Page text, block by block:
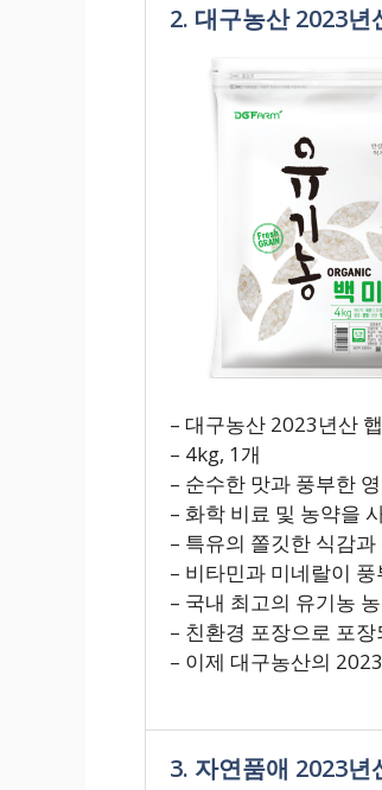
2. 대구농산 2023
– 대구농산 2023년산
– 4kg, 1개
– 순수한 맛과 풍부한
– 화학 비료 및 농약을
– 특유의 쫄깃한 식감
– 비타민과 미네랄이
– 국내 최고의 유기농
– 친환경 포장으로 포
– 이제 대구농산의
3. 자연품애 2023